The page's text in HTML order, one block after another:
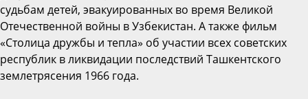
судьбам детей, эвакуированных во время Великой
Отечественной войны в Узбекистан. А также фильм
«Столица дружбы и тепла» об участии всех советских
республик в ликвидации последствий Ташкентского
землетрясения 1966 года.